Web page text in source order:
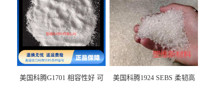
美国科腾G1701 相容性好 可
美国科腾1924 SEBS 柔韧高